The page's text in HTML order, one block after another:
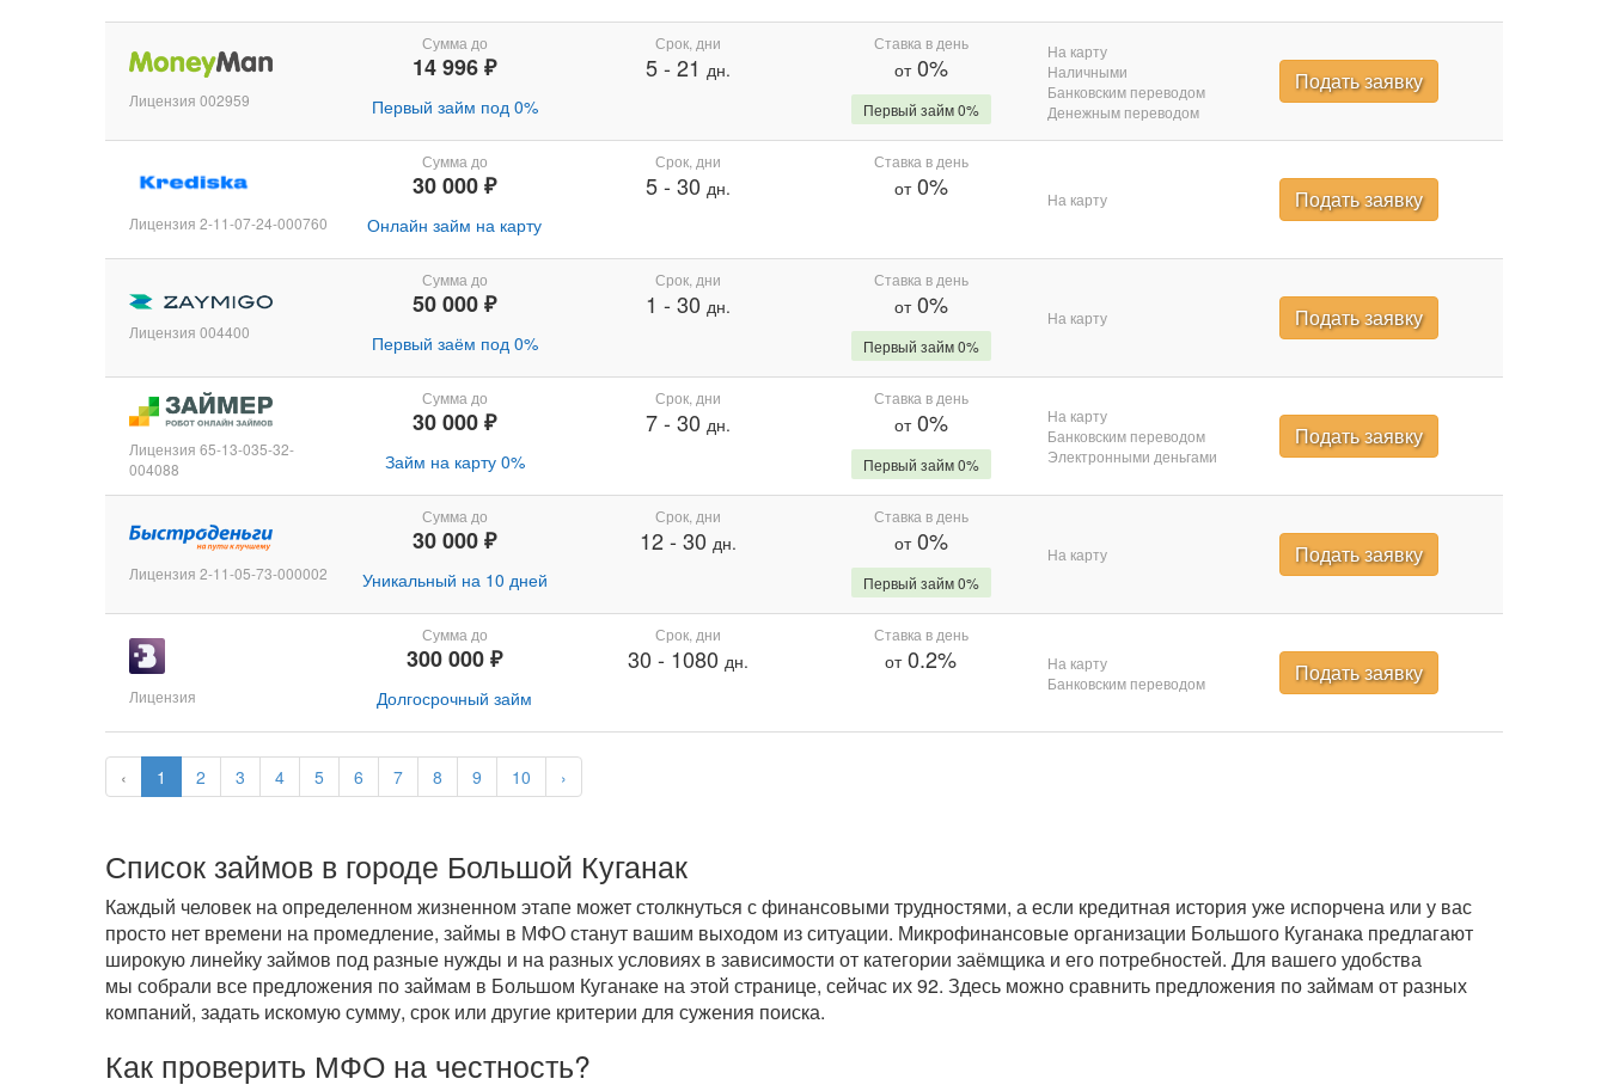
‹ 1 2 3 4 5 6 7 8 9 10 ›
Лицензия 002959
Сумма до
14 996 ₽
Первый займ под 0%
Срок, дни
5- 21 дн.
Ставка в день
от0%
Первый займ 0%
На карту
Наличными
Банковским переводом
Денежным переводом
Подать заявку
Лицензия 2-11-07-24-000760
Сумма до
30 000 ₽
Онлайн займ на карту
Срок, дни
5- 30 дн.
Ставка в день
от0% На карту Подать заявку
Лицензия 004400
Сумма до
50 000 ₽
Первый заём под 0%
Срок, дни
1 - 30 дн.
Ставка в день
от0%
Первый займ 0%
На карту Подать заявку
Лицензия 65-13-035-32-
004088
Сумма до
30 000 ₽
Займ на карту 0%
Срок, дни
7- 30 дн.
Ставка в день
от0%
Первый займ 0%
На карту
Банковским переводом
Электронными деньгами
Подать заявку
Лицензия 2-11-05-73-000002
Сумма до
30 000 ₽
Уникальный на 10 дней
Срок, дни
12- 30 дн.
Ставка в день
от0%
Первый займ 0%
На карту Подать заявку
Лицензия
Сумма до
300 000 ₽
Долгосрочный займ
Срок, дни
30 - 1080 дн.
Ставка в день
от0.2%
На карту
Банковским переводом
Подать заявку
Список займов в городе Большой Куганак
Каждый человек на определенном жизненном этапе может столкнуться с финансовыми трудностями, а если кредитная история уже испорчена или у вас
просто нет времени на промедление, займы в МФО станут вашим выходом из ситуации. Микрофинансовые организации Большого Куганака предлагают
широкую линейку займов под разные нужды и на разных условиях в зависимости от категории заёмщика и его потребностей. Для вашего удобства
мы собрали все предложения по займам в Большом Куганаке на этой странице, сейчас их 92. Здесь можно сравнить предложения по займам от разных
компаний, задать искомую сумму, срок или другие критерии для сужения поиска.
Как проверить МФО на честность?